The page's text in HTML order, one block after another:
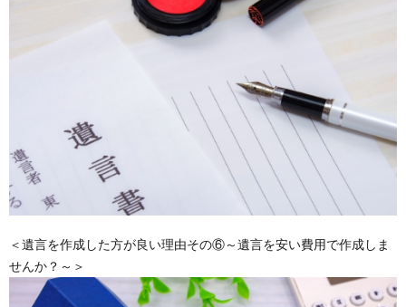
＜遺言を作成した方が良い理由その⑥～遺言を安い費用で作成しま
せんか？～＞